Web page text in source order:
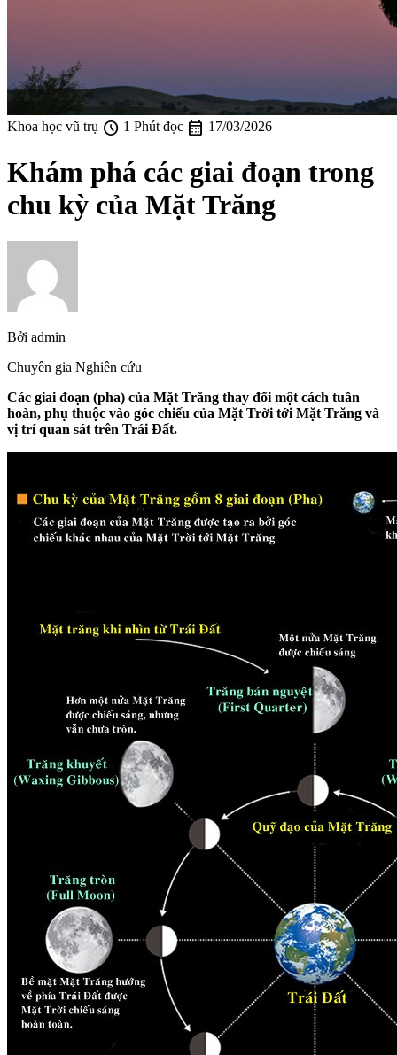
Khoa học vũ trụ schedule 1 Phút đọc calendar_month 17/03/2026
Khám phá các giai đoạn trong
chu kỳ của Mặt Trăng
Bởi admin
Chuyên gia Nghiên cứu
Các giai đoạn (pha) của Mặt Trăng thay đổi một cách tuần
hoàn, phụ thuộc vào góc chiếu của Mặt Trời tới Mặt Trăng và
vị trí quan sát trên Trái Đất.